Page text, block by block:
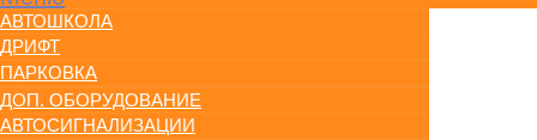
АВТОШКОЛА
ДРИФТ
ПАРКОВКА
ДОП. ОБОРУДОВАНИЕ
АВТОСИГНАЛИЗАЦИИ